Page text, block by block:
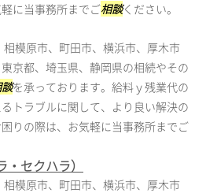
に当事務所までご相談ください。
模原市、町田市、横浜市、厚木市
京都、埼玉県、静岡県の相続やその
を承っております。給料ｙ残業代の
トラブルに関して、より良い解決の
りの際は、お気軽に当事務所までご
セクハラ）
模原市、町田市、横浜市、厚木市